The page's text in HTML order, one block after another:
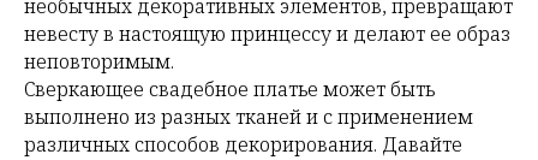
необычных декоративных элементов, превращают
невесту в настоящую принцессу и делают ее образ
неповторимым.
Сверкающее свадебное платье может быть
выполнено из разных тканей и с применением
различных способов декорирования. Давайте